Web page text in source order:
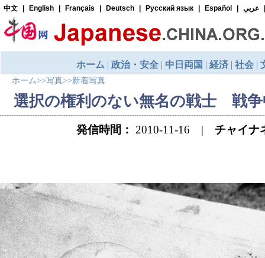
ホーム>>写真>>新着写真
選択の権利のない無名の戦士 戦争
発信時間： 2010-11-16 | チャイナ